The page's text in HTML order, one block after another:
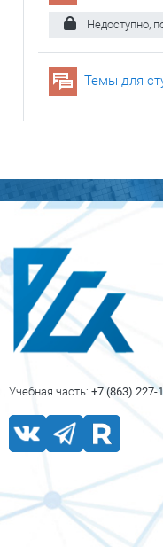
Недоступно, пока не выполнено одно из
Темы для
Учебная часть: +7 (863) 227-